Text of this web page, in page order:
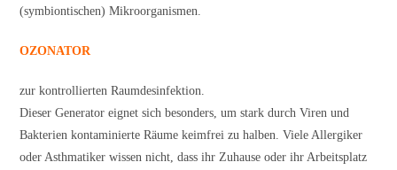
(symbiontischen) Mikroorganismen.
OZONATOR
zur kontrollierten Raumdesinfektion.
Dieser Generator eignet sich besonders, um stark durch Viren und
Bakterien kontaminierte Räume keimfrei zu halben. Viele Allergiker
oder Asthmatiker wissen nicht, dass ihr Zuhause oder ihr Arbeitsplatz